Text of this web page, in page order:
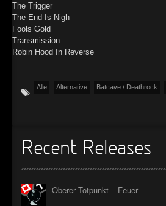
The Trigger
The End Is Nigh
Fools Gold
Transmission
Robin Hood In Reverse
Alle Alternative Batcave / Deathrock
Recent Releases
Oberer Totpunkt – Feuer